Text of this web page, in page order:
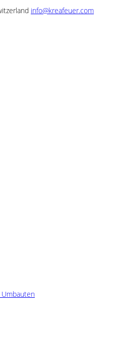
info@kreafeuer.com